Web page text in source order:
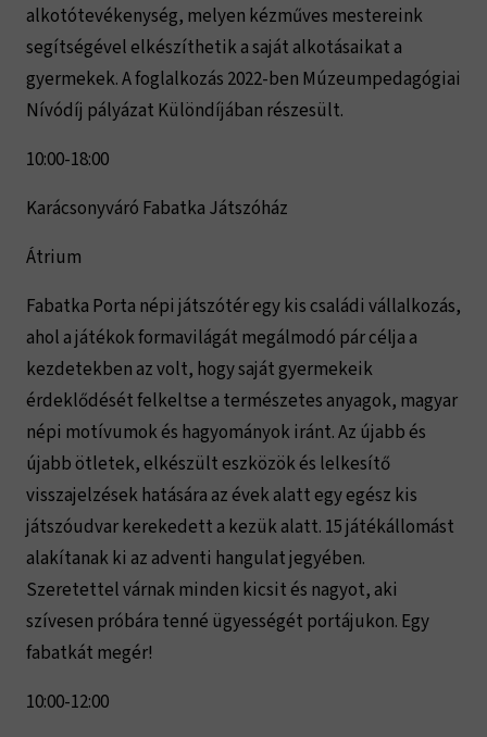
alkotótevékenység, melyen kézműves mestereink
segítségével elkészíthetik a saját alkotásaikat a
gyermekek. A foglalkozás 2022-ben Múzeumpedagógiai
Nívódíj pályázat Különdíjában részesült.
10:00-18:00
Karácsonyváró Fabatka Játszóház
Átrium
Fabatka Porta népi játszótér egy kis családi vállalkozás,
ahol a játékok formavilágát megálmodó pár célja a
kezdetekben az volt, hogy saját gyermekeik
érdeklődését felkeltse a természetes anyagok, magyar
népi motívumok és hagyományok iránt. Az újabb és
újabb ötletek, elkészült eszközök és lelkesítő
visszajelzések hatására az évek alatt egy egész kis
játszóudvar kerekedett a kezük alatt. 15 játékállomást
alakítanak ki az adventi hangulat jegyében.
Szeretettel várnak minden kicsit és nagyot, aki
szívesen próbára tenné ügyességét portájukon. Egy
fabatkát megér!
10:00-12:00